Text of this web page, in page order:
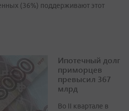
(36%) поддерживают этот
Ипотечный долг
приморцев
превысил 367
млрд
Во II квартале в